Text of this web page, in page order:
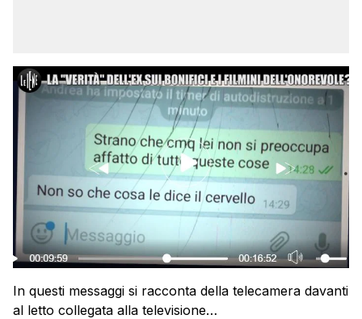
In questi messaggi si racconta della telecamera davanti
al letto collegata alla televisione…